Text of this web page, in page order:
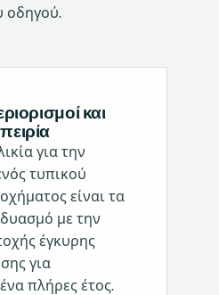
οδηγού.
και
για την
τυπικού
είναι τα
με την
έγκυρης
για
πλήρες έτος.